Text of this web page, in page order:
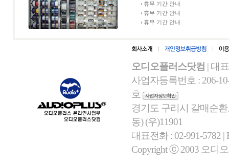
휴무 기간 안내
휴무 기간 안내
휴무 기간 안내
오디오플러스닷컴
| 대
사업자등록번호 : 206-
호
경기도 구리시 갈매순
동) (우)11901
대표전화 : 02-991-5782 |
Copyright ⓒ 2003 오디오